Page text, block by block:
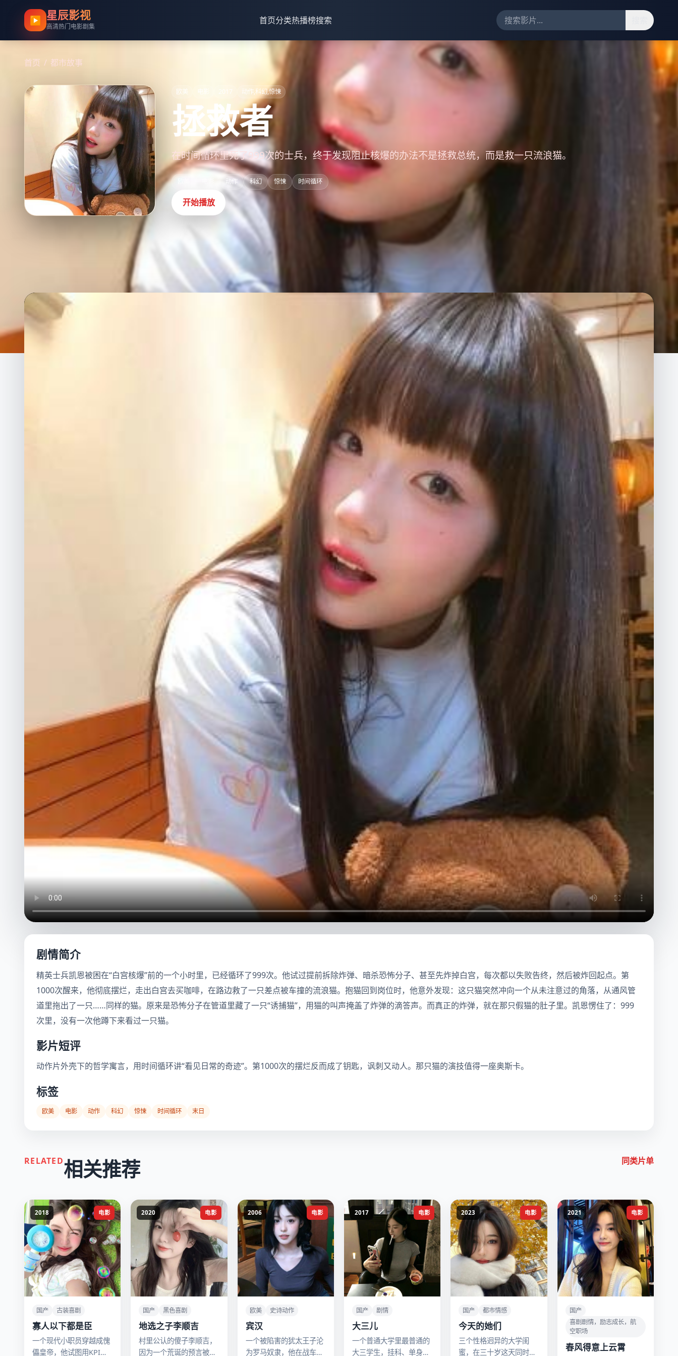
▶ 星辰影视
高清热门电影剧集
首页分类热播榜搜索
首页 / 都市故事
欧美 电影 2017 动作,科幻,惊悚
拯救者
在时间循环里死了999次的士兵，终于发现阻止核爆的办法不是拯救总统，而是救一只流浪猫。
动作 科幻 惊悚 时间循环
开始播放
剧情简介
精英士兵凯恩被困在“白宫核爆”前的一个小时里，已经循环了999次。他试过提前拆除炸弹、暗杀恐怖分子、甚至先炸掉白宫，每次都以失败告终，然后被炸回起点。第
1000次醒来，他彻底摆烂，走出白宫去买咖啡，在路边救了一只差点被车撞的流浪猫。抱猫回到岗位时，他意外发现：这只猫突然冲向一个从未注意过的角落，从通风管
道里拖出了一只……同样的猫。原来是恐怖分子在管道里藏了一只“诱捕猫”，用猫的叫声掩盖了炸弹的滴答声。而真正的炸弹，就在那只假猫的肚子里。凯恩愣住了：999
次里，没有一次他蹲下来看过一只猫。
影片短评
动作片外壳下的哲学寓言，用时间循环讲“看见日常的奇迹”。第1000次的摆烂反而成了钥匙，讽刺又动人。那只猫的演技值得一座奥斯卡。
标签
欧美 电影 动作 科幻 惊悚 时间循环 末日
RELATED相关推荐 同类片单
电影
2018
国产 古装喜剧
寡人以下都是臣
一个现代小职员穿越成傀
儡皇帝，他试图用KPI和
电影
2020
国产 黑色喜剧
地选之子李顺吉
村里公认的傻子李顺吉，
因为一个荒诞的预言被推
电影
2006
欧美 史诗动作
宾汉
一个被陷害的犹太王子沦
为罗马奴隶，他在战车竞
电影
2017
国产 剧情
大三儿
一个普通大学里最普通的
大三学生，挂科、单身、
电影
2023
国产 都市情感
今天的她们
三个性格迥异的大学闺
蜜，在三十岁这天同时遭
电影
2021
国产
喜剧剧情，励志成长，航
空职场
春风得意上云霄